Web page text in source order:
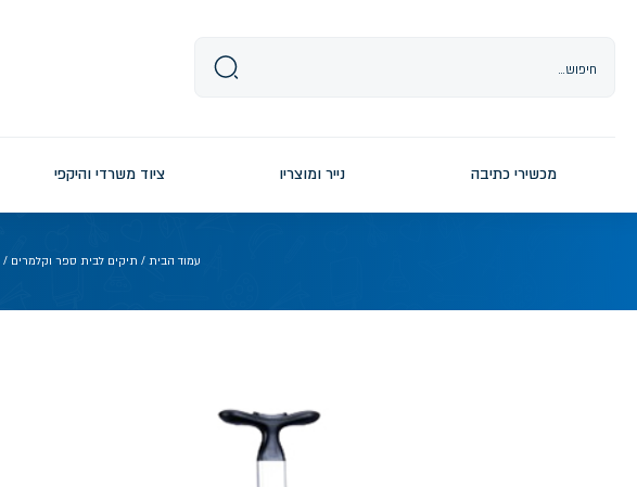
מכשירי כתיבה נייר ומוצריו ציוד משרדי והיקפי
עמוד הבית / תיקים לבית ספר וקלמרים /